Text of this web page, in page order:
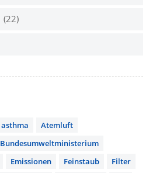
(22)
asthma
Atemluft
Bundesumweltministerium
Emissionen Feinstaub
Filter